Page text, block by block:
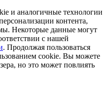
и аналогичные технологии
контента,
Некоторые данные могут
с нашей
. Продолжая пользоваться
cookie. Вы можете
но это может повлиять